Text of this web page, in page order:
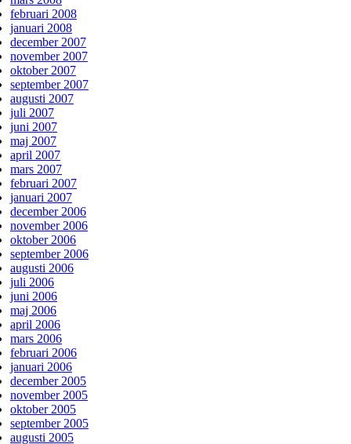
februari 2008
januari 2008
december 2007
november 2007
oktober 2007
september 2007
augusti 2007
juli 2007
juni 2007
maj 2007
april 2007
mars 2007
februari 2007
januari 2007
december 2006
november 2006
oktober 2006
september 2006
augusti 2006
juli 2006
juni 2006
maj 2006
april 2006
mars 2006
februari 2006
januari 2006
december 2005
november 2005
oktober 2005
september 2005
augusti 2005